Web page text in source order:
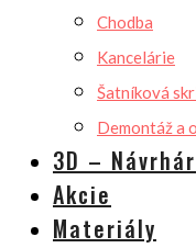
Chodba
Kancelárie
Šatníková
Demontáž a
3D – Návrhár
Akcie
Materiály